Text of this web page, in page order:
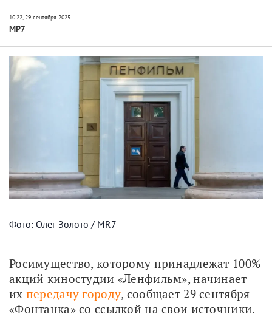
МР7
Фото: Олег Золото / MR7
Росимущество, которому принадлежат 100%
акций киностудии «Ленфильм», начинает
их передачу городу, сообщает 29 сентября
«Фонтанка» со ссылкой на свои источники.